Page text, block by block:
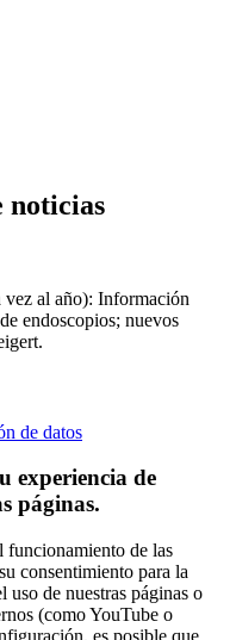
noticias
al año): Información
endoscopios; nuevos
de datos
experiencia de
páginas.
funcionamiento de las
consentimiento para la
de nuestras páginas o
(como YouTube o